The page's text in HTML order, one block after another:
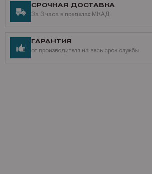
СРОЧНАЯ ДОСТАВКА
За 3 часа в пределах МКАД
ГАРАНТИЯ
от производителя на весь срок службы